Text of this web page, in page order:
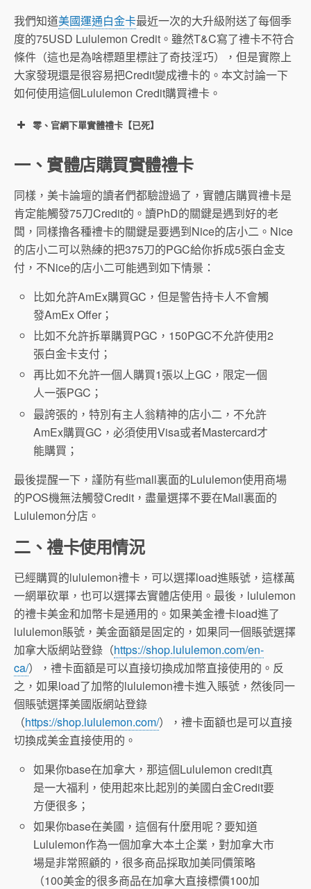
我們知道美國運通白金卡最近一次的大升級附送了每個季
度的75USD Lululemon Credit。雖然T&C寫了禮卡不符合
條件（這也是為啥標題里標註了奇技淫巧），但是實際上
大家發現還是很容易把Credit變成禮卡的。本文討論一下
如何使用這個Lululemon Credit購買禮卡。
零、官網下單實體禮卡【已死】
美卡論壇 – [疑似封號] lululemon 網上買的實體
卡被砍單了
一、實體店購買實體禮卡
同樣，美卡論壇的讀者們都驗證過了，實體店購買禮卡是
肯定能觸發75刀Credit的。讀PhD的關鍵是遇到好的老
闆，同樣擼各種禮卡的關鍵是要遇到Nice的店小二。Nice
的店小二可以熟練的把375刀的PGC給你拆成5張白金支
付，不Nice的店小二可能遇到如下情景：
比如允許AmEx購買GC，但是警告持卡人不會觸
發AmEx Offer；
比如不允許拆單購買PGC，150PGC不允許使用2
張白金卡支付；
再比如不允許一個人購買1張以上GC，限定一個
人一張PGC；
最誇張的，特別有主人翁精神的店小二，不允許
AmEx購買GC，必須使用Visa或者Mastercard才
能購買；
最後提醒一下，謹防有些mall裏面的Lululemon使用商場
的POS機無法觸發Credit，盡量選擇不要在Mall裏面的
Lululemon分店。
二、禮卡使用情況
已經購買的lululemon禮卡，可以選擇load進賬號，這樣萬
一網單砍單，也可以選擇去實體店使用。最後，lululemon
的禮卡美金和加幣卡是通用的。如果美金禮卡load進了
lululemon賬號，美金面額是固定的，如果同一個賬號選擇
加拿大版網站登錄（https://shop.lululemon.com/en-
ca/），禮卡面額是可以直接切換成加幣直接使用的。反
之，如果load了加幣的lululemon禮卡進入賬號，然後同一
個賬號選擇美國版網站登錄
（https://shop.lululemon.com/），禮卡面額也是可以直接
切換成美金直接使用的。
如果你base在加拿大，那這個Lululemon credit真
是一大福利，使用起來比起別的美國白金Credit要
方便很多；
如果你base在美國，這個有什麼用呢？要知道
Lululemon作為一個加拿大本土企業，對加拿大市
場是非常照顧的，很多商品採取加美同價策略
（100美金的很多商品在加拿大直接標價100加